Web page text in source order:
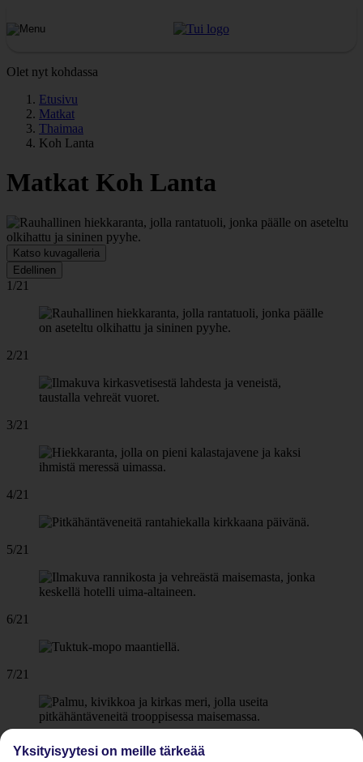
Olet nyt kohdassa
Etusivu
Matkat
Thaimaa
Koh Lanta
Matkat Koh Lanta
Katso kuvagalleria
Edellinen
1/21
2/21
3/21
4/21
5/21
6/21
7/21
8/21
Yksityisyytesi on meille tärkeää